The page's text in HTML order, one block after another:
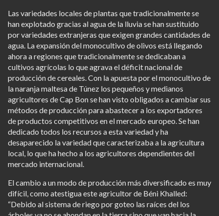
Las variedades locales de plantas que tradicionalmente se
han explotado gracias al agua de la lluvia se han sustituido
por variedades extranjeras que exigen grandes cantidades de
agua. La expansión del monocultivo de olivos está llegando
ahora a regiones que tradicionalmente se dedicaban a
cultivos agrícolas lo que agrava el déficit nacional de
producción de cereales. Con la apuesta por el monocultivo de
la naranja maltesa de Túnez los pequeños y medianos
agricultores de Cap Bon se han visto obligados a cambiar sus
métodos de producción para abastecer a los exportadores
de productos competitivos en el mercado europeo. Se han
dedicado todos los recursos a esta variedad y ha
desaparecido la variedad que caracterizaba a la agricultura
local, lo que ha hecho a los agricultores dependientes del
mercado internacional.
El cambio a un modo de producción más diversificado es muy
difícil, como atestigua este agricultor de Béni Khalled:
“Debido al sistema de riego por goteo las raíces del los